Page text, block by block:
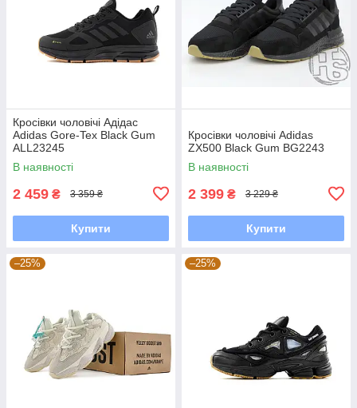
Кросівки чоловічі Адідас
Adidas Gore-Tex Black Gum
ALL23245
В наявності
2 459 ₴ 3 359 ₴
Купити
Кросівки чоловічі Adidas
ZX500 Black Gum BG2243
В наявності
2 399 ₴ 3 229 ₴
Купити
–25% –25%